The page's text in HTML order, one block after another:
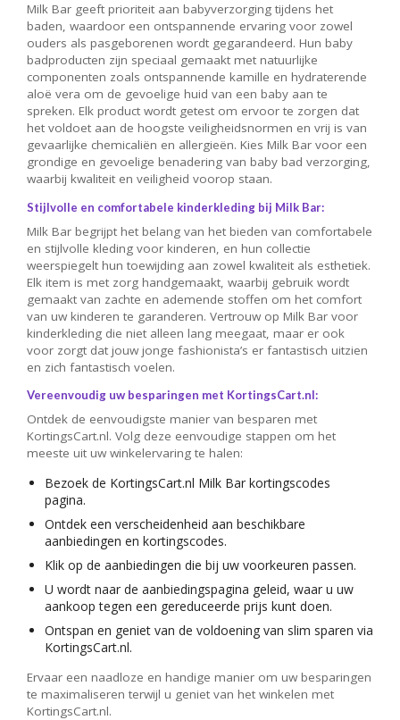
Milk Bar geeft prioriteit aan babyverzorging tijdens het
baden, waardoor een ontspannende ervaring voor zowel
ouders als pasgeborenen wordt gegarandeerd. Hun baby
badproducten zijn speciaal gemaakt met natuurlijke
componenten zoals ontspannende kamille en hydraterende
aloë vera om de gevoelige huid van een baby aan te
spreken. Elk product wordt getest om ervoor te zorgen dat
het voldoet aan de hoogste veiligheidsnormen en vrij is van
gevaarlijke chemicaliën en allergieën. Kies Milk Bar voor een
grondige en gevoelige benadering van baby bad verzorging,
waarbij kwaliteit en veiligheid voorop staan.
Stijlvolle en comfortabele kinderkleding bij Milk Bar:
Milk Bar begrijpt het belang van het bieden van comfortabele
en stijlvolle kleding voor kinderen, en hun collectie
weerspiegelt hun toewijding aan zowel kwaliteit als esthetiek.
Elk item is met zorg handgemaakt, waarbij gebruik wordt
gemaakt van zachte en ademende stoffen om het comfort
van uw kinderen te garanderen. Vertrouw op Milk Bar voor
kinderkleding die niet alleen lang meegaat, maar er ook
voor zorgt dat jouw jonge fashionista’s er fantastisch uitzien
en zich fantastisch voelen.
Vereenvoudig uw besparingen met KortingsCart.nl:
Ontdek de eenvoudigste manier van besparen met
KortingsCart.nl. Volg deze eenvoudige stappen om het
meeste uit uw winkelervaring te halen:
Bezoek de KortingsCart.nl Milk Bar kortingscodes
pagina.
Ontdek een verscheidenheid aan beschikbare
aanbiedingen en kortingscodes.
Klik op de aanbiedingen die bij uw voorkeuren passen.
U wordt naar de aanbiedingspagina geleid, waar u uw
aankoop tegen een gereduceerde prijs kunt doen.
Ontspan en geniet van de voldoening van slim sparen via
KortingsCart.nl.
Ervaar een naadloze en handige manier om uw besparingen
te maximaliseren terwijl u geniet van het winkelen met
KortingsCart.nl.